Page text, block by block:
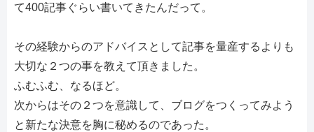
て400記事ぐらい書いてきたんだって。
その経験からのアドバイスとして記事を量産するよりも
大切な２つの事を教えて頂きました。
ふむふむ、なるほど。
次からはその２つを意識して、ブログをつくってみよう
と新たな決意を胸に秘めるのであった。